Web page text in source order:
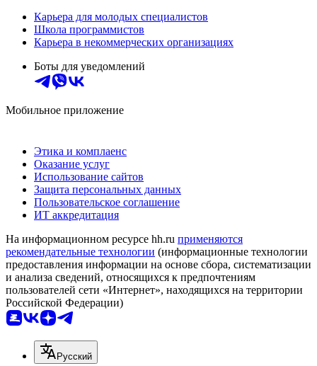
Карьера для молодых специалистов
Школа программистов
Карьера в некоммерческих организациях
Боты для уведомлений
Мобильное приложение
Этика и комплаенс
Оказание услуг
Использование сайтов
Защита персональных данных
Пользовательское соглашение
ИТ аккредитация
На информационном ресурсе hh.ru применяются
рекомендательные технологии (информационные технологии
предоставления информации на основе сбора, систематизации
и анализа сведений, относящихся к предпочтениям
пользователей сети «Интернет», находящихся на территории
Российской Федерации)
Русский